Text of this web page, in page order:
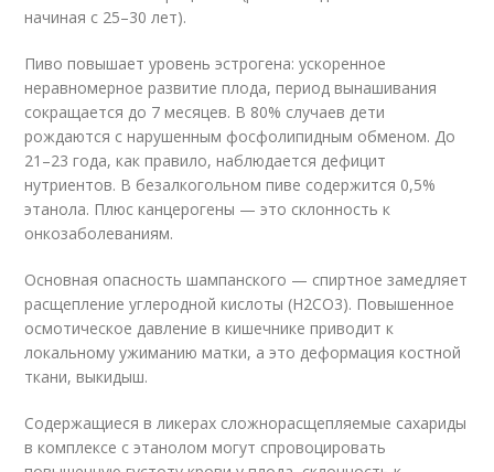
начиная с 25–30 лет).
Пиво повышает уровень эстрогена: ускоренное
неравномерное развитие плода, период вынашивания
сокращается до 7 месяцев. В 80% случаев дети
рождаются с нарушенным фосфолипидным обменом. До
21–23 года, как правило, наблюдается дефицит
нутриентов. В безалкогольном пиве содержится 0,5%
этанола. Плюс канцерогены — это склонность к
онкозаболеваниям.
Основная опасность шампанского — спиртное замедляет
расщепление углеродной кислоты (H2CO3). Повышенное
осмотическое давление в кишечнике приводит к
локальному ужиманию матки, а это деформация костной
ткани, выкидыш.
Содержащиеся в ликерах сложнорасщепляемые сахариды
в комплексе с этанолом могут спровоцировать